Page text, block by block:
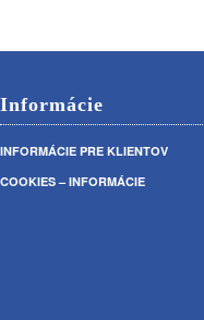
Informácie
INFORMÁCIE PRE KLIENTOV
COOKIES – INFORMÁCIE